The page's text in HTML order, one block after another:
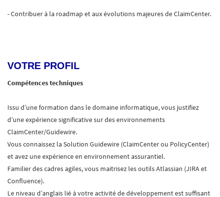
- Contribuer à la roadmap et aux évolutions majeures de ClaimCenter.
VOTRE PROFIL
Compétences techniques
Issu d’une formation dans le domaine informatique, vous justifiez
d’une expérience significative sur des environnements
ClaimCenter/Guidewire.
Vous connaissez la Solution Guidewire (ClaimCenter ou PolicyCenter)
et avez une expérience en environnement assurantiel.
Familier des cadres agiles, vous maitrisez les outils Atlassian (JIRA et
Confluence).
Le niveau d’anglais lié à votre activité de développement est suffisant